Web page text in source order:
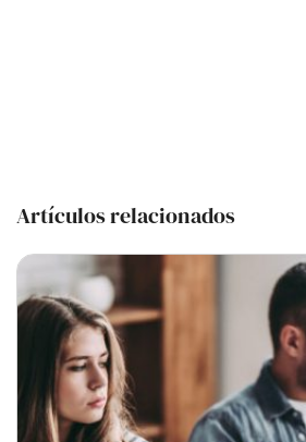
Artículos relacionados